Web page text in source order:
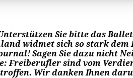
Sie bitte das
widmet sich so stark
Sagen Sie dazu nicht
Freiberufler sind vom
Wir danken Ihnen